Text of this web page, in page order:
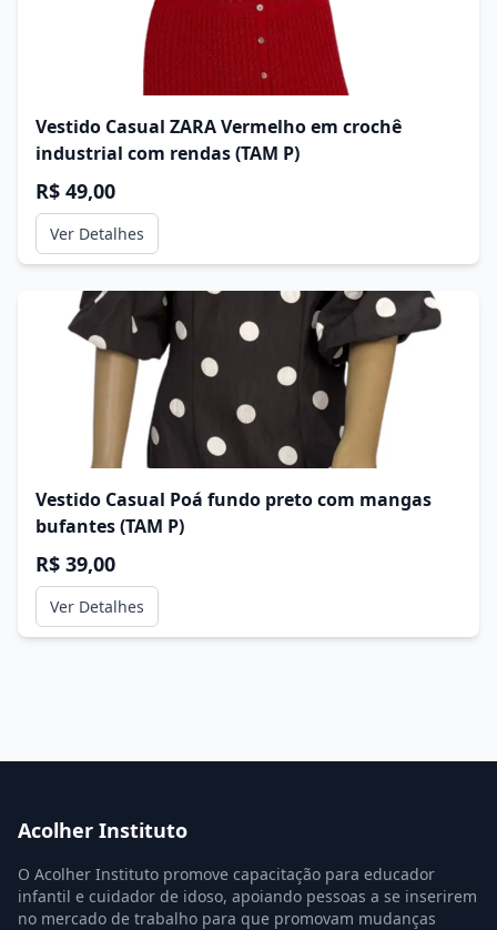
Vestido Casual ZARA Vermelho em crochê
industrial com rendas (TAM P)
R$ 49,00
Ver Detalhes
Vestido Casual Poá fundo preto com mangas
bufantes (TAM P)
R$ 39,00
Ver Detalhes
Acolher Instituto
O Acolher Instituto promove capacitação para educador
infantil e cuidador de idoso, apoiando pessoas a se inserirem
no mercado de trabalho para que promovam mudanças